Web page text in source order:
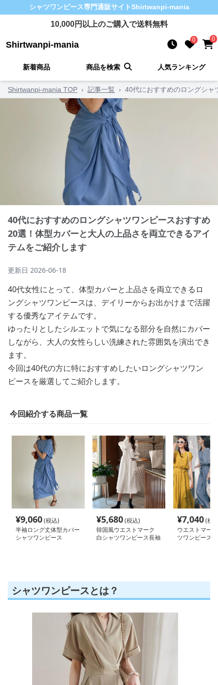
シャツワンピース専門通販サイトShirtwanpi-mania
10,000円以上のご購入で送料無料
Shirtwanpi-mania 0 0
新着商品 商品を検索 人気ランキング
Shirtwanpi-mania TOP › 記事一覧 › 40代におすすめのロングシャ
40代におすすめのロングシャツワンピースおすすめ
20選！体型カバーと大人の上品さを両立できるアイ
テムをご紹介します
更新日 2026-06-18
40代女性にとって、体型カバーと上品さを両立できるロ
ングシャツワンピースは、デイリーからお出かけまで活躍
する優秀なアイテムです。
ゆったりとしたシルエットで気になる部分を自然にカバー
しながら、大人の女性らしい洗練された雰囲気を演出でき
ます。
今回は40代の方に特におすすめしたいロングシャツワン
ピースを厳選してご紹介します。
今回紹介する商品一覧
¥9,060(税込)
半袖ロング丈体型カバー
シャツワンピース
¥5,680(税込)
韓国風ウエストマーク
白シャツワンピース長袖
¥7,040(税
ウエストマー
ツワンピース
シャツワンピースとは？